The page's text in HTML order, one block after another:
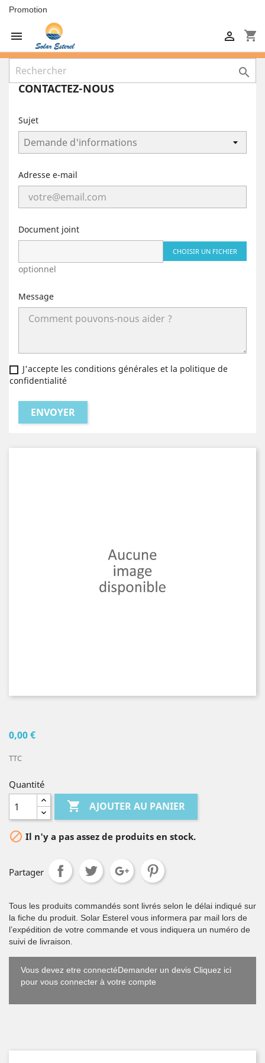
Promotion
 shopping_cart


CONTACTEZ-NOUS
Sujet
Adresse e-mail
Document joint
CHOISIR UN FICHIER
optionnel
Message
J'accepte les conditions générales et la politique de
confidentialité
0,00 €
TTC
Quantité
 AJOUTER AU PANIER
 Il n'y a pas assez de produits en stock.
Partager
Tous les produits commandés sont livrés selon le délai indiqué sur
la fiche du produit. Solar Esterel vous informera par mail lors de
l’expédition de votre commande et vous indiquera un numéro de
suivi de livraison.
Vous devez etre connectéDemander un devis Cliquez ici
pour vous connecter à votre compte